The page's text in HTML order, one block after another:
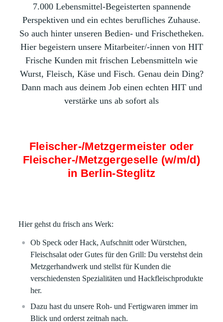
7.000 Lebensmittel-Begeisterten spannende
Perspektiven und ein echtes berufliches Zuhause.
So auch hinter unseren Bedien- und Frischetheken.
Hier begeistern unsere Mitarbeiter/-innen von HIT
Frische Kunden mit frischen Lebensmitteln wie
Wurst, Fleisch, Käse und Fisch. Genau dein Ding?
Dann mach aus deinem Job einen echten HIT und
verstärke uns ab sofort als
Fleischer-/Metzgermeister oder
Fleischer-/Metzgergeselle (w/m/d)
in Berlin-Steglitz
Hier gehst du frisch ans Werk:
Ob Speck oder Hack, Aufschnitt oder Würstchen,
Fleischsalat oder Gutes für den Grill: Du verstehst dein
Metzgerhandwerk und stellst für Kunden die
verschiedensten Spezialitäten und Hackfleischprodukte
her.
Dazu hast du unsere Roh- und Fertigwaren immer im
Blick und orderst zeitnah nach.